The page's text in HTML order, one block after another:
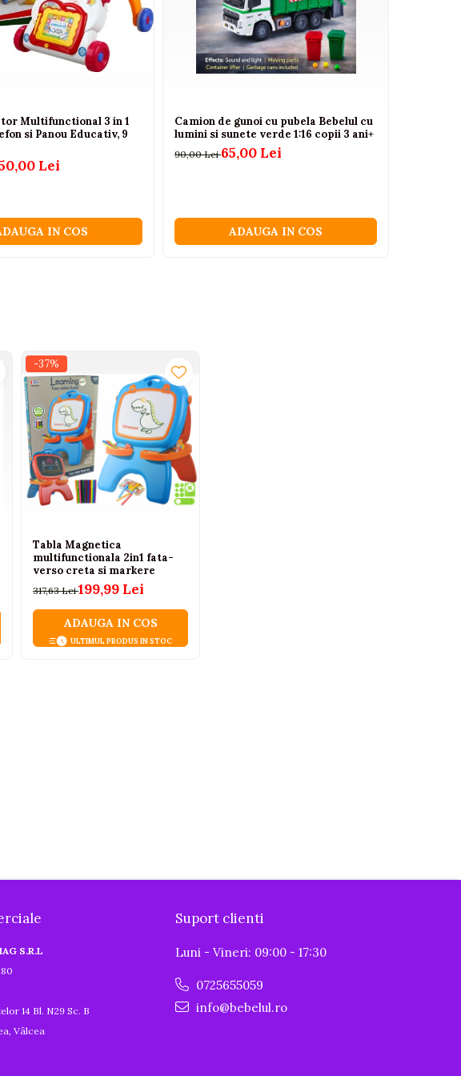
Multifunctional 3 in 1
si Panou Educativ, 9
Lei
IN COS
Camion de gunoi cu pubela Bebelul cu
lumini si sunete verde 1:16 copii 3 ani+
90,00 Lei65,00 Lei
ADAUGA IN COS
-37%
Tabla Magnetica
multifunctionala 2in1 fata-
verso creta si markere
317,63 Lei199,99 Lei
ADAUGA IN COS
ULTIMUL PRODUS IN STOC
S.R.L
14 Bl. N29 Sc. B
Vâlcea
Suport clienti
Luni - Vineri: 09:00 - 17:30
0725655059
info@bebelul.ro